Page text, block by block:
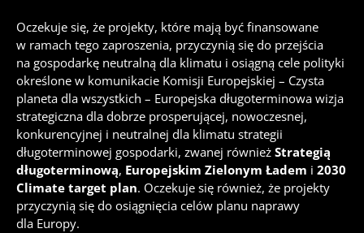
Oczekuje się, że projekty, które mają być finansowane
w ramach tego zaproszenia, przyczynią się do przejścia
na gospodarkę neutralną dla klimatu i osiągną cele polityki
określone w komunikacie Komisji Europejskiej – Czysta
planeta dla wszystkich – Europejska długoterminowa wizja
strategiczna dla dobrze prosperującej, nowoczesnej,
konkurencyjnej i neutralnej dla klimatu strategii
długoterminowej gospodarki, zwanej również Strategią
długoterminową, Europejskim Zielonym Ładem i 2030
Climate target plan. Oczekuje się również, że projekty
przyczynią się do osiągnięcia celów planu naprawy
dla Europy.